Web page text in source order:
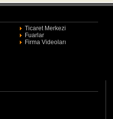
Ticaret Merkezi
Fuarlar
Firma Videoları